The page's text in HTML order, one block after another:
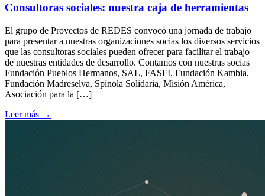
Consultoras sociales: nuestra caja de herramientas
El grupo de Proyectos de REDES convocó una jornada de trabajo
para presentar a nuestras organizaciones socias los diversos servicios
que las consultoras sociales pueden ofrecer para facilitar el trabajo
de nuestras entidades de desarrollo. Contamos con nuestras socias
Fundación Pueblos Hermanos, SAL, FASFI, Fundación Kambia,
Fundación Madreselva, Spínola Solidaria, Misión América,
Asociación para la […]
Leer más →